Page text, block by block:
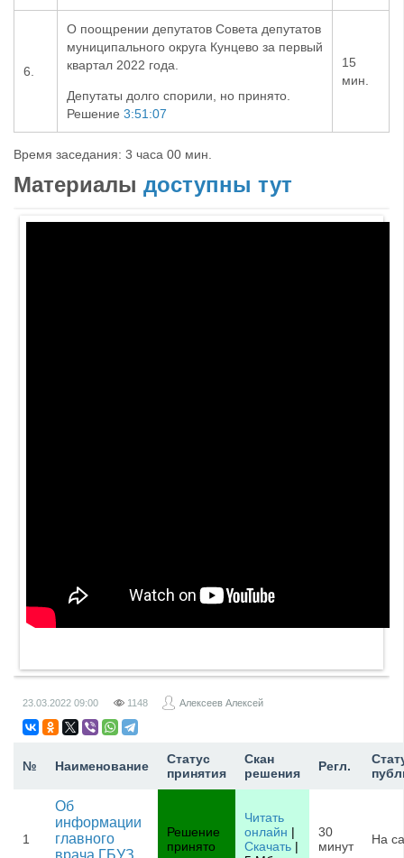
6.
О поощрении депутатов Совета депутатов
муниципального округа Кунцево за первый
квартал 2022 года.
Депутаты долго спорили, но принято.
Решение 3:51:07
15
мин.
Время заседания: 3 часа 00 мин.
Материалы доступны тут
23.03.2022 09:00 1148 Алексеев Алексей
№ Наименование
Статус
принятия
Скан
решения
Регл.
1
Об
информации
главного
Решение
принято
Читать
онлайн |
Скачать |
30
минут
На